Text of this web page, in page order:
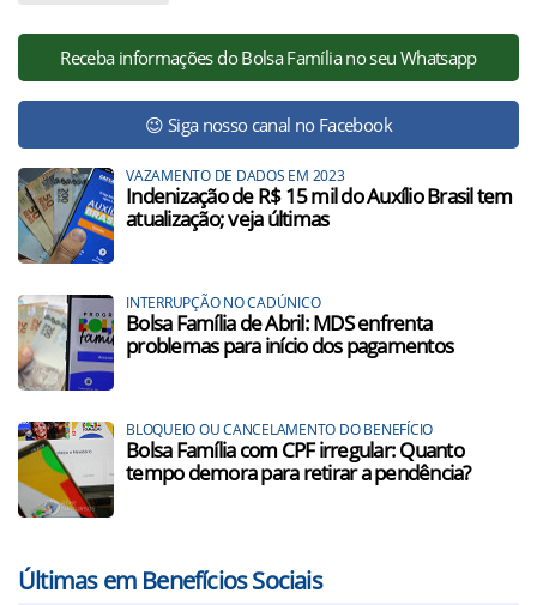
Receba informações do Bolsa Família no seu Whatsapp
😉 Siga nosso canal no Facebook
VAZAMENTO DE DADOS EM 2023
Indenização de R$ 15 mil do Auxílio Brasil tem
atualização; veja últimas
INTERRUPÇÃO NO CADÚNICO
Bolsa Família de Abril: MDS enfrenta
problemas para início dos pagamentos
BLOQUEIO OU CANCELAMENTO DO BENEFÍCIO
Bolsa Família com CPF irregular: Quanto
tempo demora para retirar a pendência?
Últimas em Benefícios Sociais